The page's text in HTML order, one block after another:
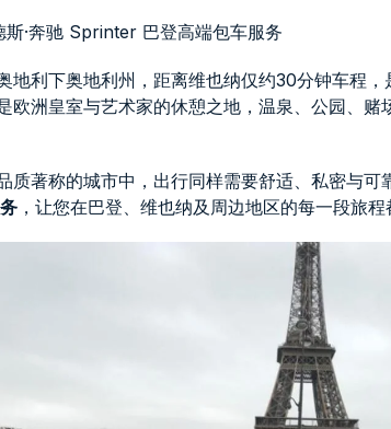
·奔驰 Sprinter 巴登高端包车服务
地利下奥地利州，距离维也纳仅约30分钟车程
欧洲皇室与艺术家的休憩之地，温泉、公园、
质著称的城市中，出行同样需要舒适、私密与可
，让您在巴登、维也纳及周边地区的每一段旅程